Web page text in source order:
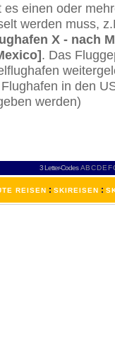
es einen oder
werden muss,
X - nach
. Das
in den
werden)
3 Letter-Codes ABCDEF
REISEN : SKIREISEN :